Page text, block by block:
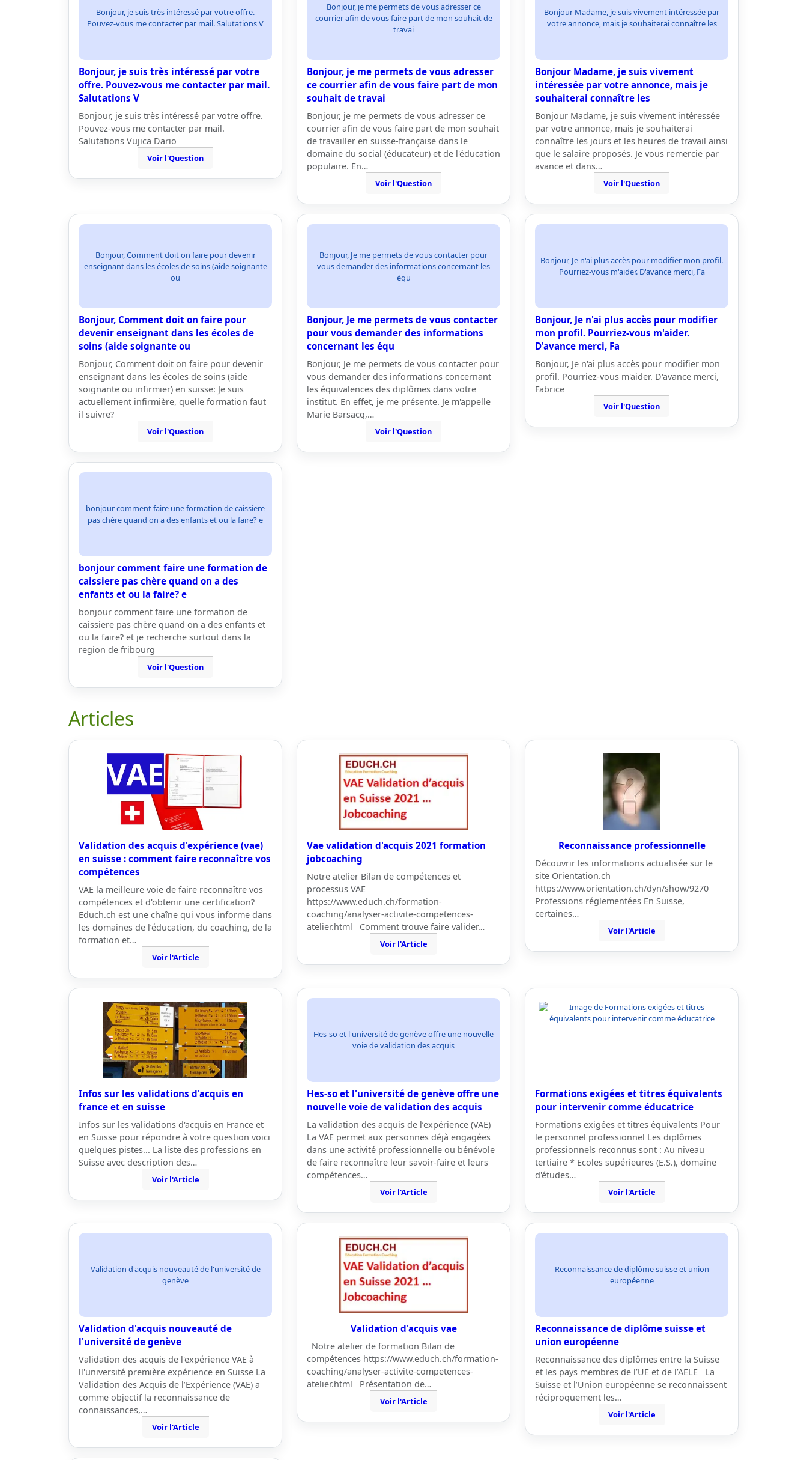
Bonjour, je suis très intéressé par votre offre.
Pouvez-vous me contacter par mail. Salutations V
Bonjour, je suis très intéressé par votre
offre. Pouvez-vous me contacter par mail.
Salutations V
Bonjour, je suis très intéressé par votre offre.
Pouvez-vous me contacter par mail.
Salutations Vujica Dario
Voir l'Question
Bonjour, je me permets de vous adresser ce
courrier afin de vous faire part de mon souhait de
travai
Bonjour, je me permets de vous adresser
ce courrier afin de vous faire part de mon
souhait de travai
Bonjour, je me permets de vous adresser ce
courrier afin de vous faire part de mon souhait
de travailler en suisse-française dans le
domaine du social (éducateur) et de l'éducation
populaire. En…
Voir l'Question
Bonjour Madame, je suis vivement intéressée par
votre annonce, mais je souhaiterai connaître les
Bonjour Madame, je suis vivement
intéressée par votre annonce, mais je
souhaiterai connaître les
Bonjour Madame, je suis vivement intéressée
par votre annonce, mais je souhaiterai
connaître les jours et les heures de travail ainsi
que le salaire proposés. Je vous remercie par
avance et dans…
Voir l'Question
Bonjour, Comment doit on faire pour devenir
enseignant dans les écoles de soins (aide soignante
ou
Bonjour, Comment doit on faire pour
devenir enseignant dans les écoles de
soins (aide soignante ou
Bonjour, Comment doit on faire pour devenir
enseignant dans les écoles de soins (aide
soignante ou infirmier) en suisse: Je suis
actuellement infirmière, quelle formation faut
il suivre?
Voir l'Question
Bonjour, Je me permets de vous contacter pour
vous demander des informations concernant les
équ
Bonjour, Je me permets de vous contacter
pour vous demander des informations
concernant les équ
Bonjour, Je me permets de vous contacter pour
vous demander des informations concernant
les équivalences des diplômes dans votre
institut. En effet, je me présente. Je m'appelle
Marie Barsacq,…
Voir l'Question
Bonjour, Je n'ai plus accès pour modifier mon profil.
Pourriez-vous m'aider. D'avance merci, Fa
Bonjour, Je n'ai plus accès pour modifier
mon profil. Pourriez-vous m'aider.
D'avance merci, Fa
Bonjour, Je n'ai plus accès pour modifier mon
profil. Pourriez-vous m'aider. D'avance merci,
Fabrice
Voir l'Question
bonjour comment faire une formation de caissiere
pas chère quand on a des enfants et ou la faire? e
bonjour comment faire une formation de
caissiere pas chère quand on a des
enfants et ou la faire? e
bonjour comment faire une formation de
caissiere pas chère quand on a des enfants et
ou la faire? et je recherche surtout dans la
region de fribourg
Voir l'Question
Articles
Validation des acquis d'expérience (vae)
en suisse : comment faire reconnaître vos
compétences
VAE la meilleure voie de faire reconnaître vos
compétences et d'obtenir une certification?
Educh.ch est une chaîne qui vous informe dans
les domaines de l’éducation, du coaching, de la
formation et…
Voir l'Article
Vae validation d'acquis 2021 formation
jobcoaching
Notre atelier Bilan de compétences et
processus VAE
https://www.educh.ch/formation-
coaching/analyser-activite-competences-
atelier.html Comment trouve faire valider…
Voir l'Article
Reconnaissance professionnelle
Découvrir les informations actualisée sur le
site Orientation.ch
https://www.orientation.ch/dyn/show/9270
Professions réglementées En Suisse,
certaines…
Voir l'Article
Infos sur les validations d'acquis en
france et en suisse
Infos sur les validations d'acquis en France et
en Suisse pour répondre à votre question voici
quelques pistes... La liste des professions en
Suisse avec description des…
Voir l'Article
Hes-so et l'université de genève offre une nouvelle
voie de validation des acquis
Hes-so et l'université de genève offre une
nouvelle voie de validation des acquis
La validation des acquis de l’expérience (VAE)
La VAE permet aux personnes déjà engagées
dans une activité professionnelle ou bénévole
de faire reconnaître leur savoir-faire et leurs
compétences…
Voir l'Article
Formations exigées et titres équivalents
pour intervenir comme éducatrice
Formations exigées et titres équivalents Pour
le personnel professionnel Les diplômes
professionnels reconnus sont : Au niveau
tertiaire * Ecoles supérieures (E.S.), domaine
d'études…
Voir l'Article
Validation d'acquis nouveauté de l'université de
genève
Validation d'acquis nouveauté de
l'université de genève
Validation des acquis de l'expérience VAE à
ll'université première expérience en Suisse La
Validation des Acquis de l’Expérience (VAE) a
comme objectif la reconnaissance de
connaissances,…
Voir l'Article
Validation d'acquis vae
Notre atelier de formation Bilan de
compétences https://www.educh.ch/formation-
coaching/analyser-activite-competences-
atelier.html Présentation de…
Voir l'Article
Reconnaissance de diplôme suisse et union
européenne
Reconnaissance de diplôme suisse et
union européenne
Reconnaissance des diplômes entre la Suisse
et les pays membres de l’UE et de l’AELE La
Suisse et l’Union européenne se reconnaissent
réciproquement les…
Voir l'Article